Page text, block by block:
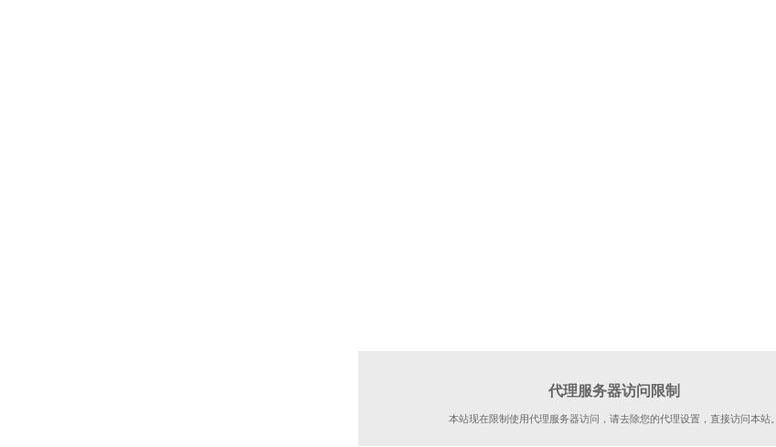
代理服务器访问限制
本站现在限制使用代理服务器访问，请去除您的代理设置，直接访问本站。